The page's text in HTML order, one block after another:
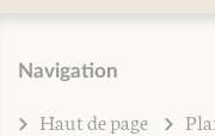
Navigation
Haut de page